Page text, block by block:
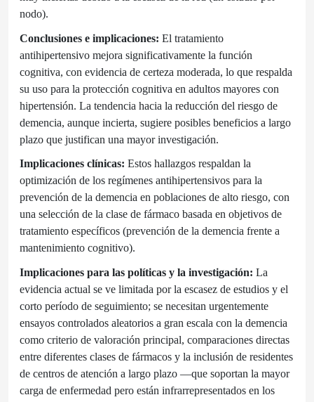
nodo).
Conclusiones e implicaciones: El tratamiento
antihipertensivo mejora significativamente la función
cognitiva, con evidencia de certeza moderada, lo que respalda
su uso para la protección cognitiva en adultos mayores con
hipertensión. La tendencia hacia la reducción del riesgo de
demencia, aunque incierta, sugiere posibles beneficios a largo
plazo que justifican una mayor investigación.
Implicaciones clínicas: Estos hallazgos respaldan la
optimización de los regímenes antihipertensivos para la
prevención de la demencia en poblaciones de alto riesgo, con
una selección de la clase de fármaco basada en objetivos de
tratamiento específicos (prevención de la demencia frente a
mantenimiento cognitivo).
Implicaciones para las políticas y la investigación: La
evidencia actual se ve limitada por la escasez de estudios y el
corto período de seguimiento; se necesitan urgentemente
ensayos controlados aleatorios a gran escala con la demencia
como criterio de valoración principal, comparaciones directas
entre diferentes clases de fármacos y la inclusión de residentes
de centros de atención a largo plazo —que soportan la mayor
carga de enfermedad pero están infrarrepresentados en los